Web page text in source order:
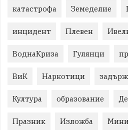
катастрофа Земеделие
инцидент Плевен
ВоднаКриза Гулянци
ВиК Наркотици
Култура образование
Празник Изложба